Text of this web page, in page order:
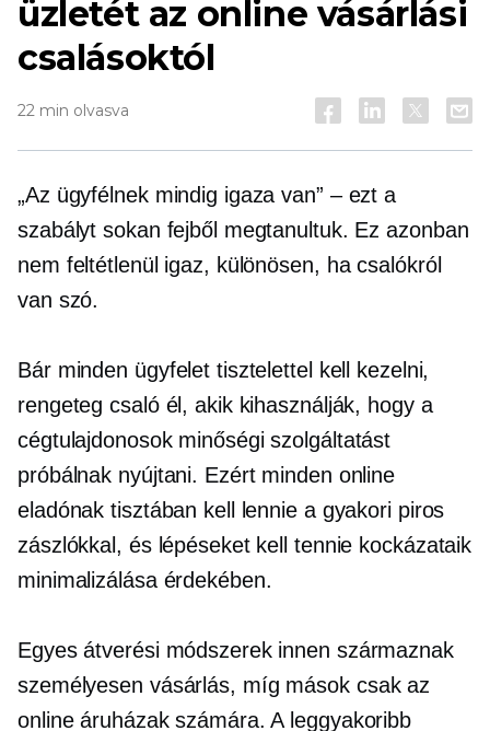
üzletét az online vásárlási
csalásoktól
22 min olvasva
„Az ügyfélnek mindig igaza van” – ezt a
szabályt sokan fejből megtanultuk. Ez azonban
nem feltétlenül igaz, különösen, ha csalókról
van szó.
Bár minden ügyfelet tisztelettel kell kezelni,
rengeteg csaló él, akik kihasználják, hogy a
cégtulajdonosok minőségi szolgáltatást
próbálnak nyújtani. Ezért minden online
eladónak tisztában kell lennie a gyakori piros
zászlókkal, és lépéseket kell tennie kockázataik
minimalizálása érdekében.
Egyes átverési módszerek innen származnak
személyesen vásárlás, míg mások csak az
online áruházak számára. A leggyakoribb